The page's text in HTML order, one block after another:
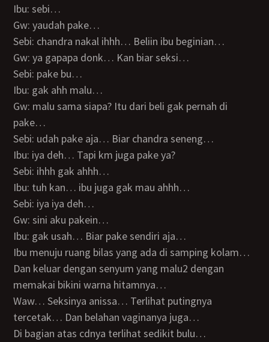
Ibu: sebi…
Gw: yaudah pake…
Sebi: chandra nakal ihhh… Beliin ibu beginian…
Gw: ya gapapa donk… Kan biar seksi…
Sebi: pake bu…
Ibu: gak ahh malu…
Gw: malu sama siapa? Itu dari beli gak pernah di
pake…
Sebi: udah pake aja… Biar chandra seneng…
Ibu: iya deh… Tapi km juga pake ya?
Sebi: ihhh gak ahhh…
Ibu: tuh kan… ibu juga gak mau ahhh…
Sebi: iya iya deh…
Gw: sini aku pakein…
Ibu: gak usah… Biar pake sendiri aja…
Ibu menuju ruang bilas yang ada di samping kolam…
Dan keluar dengan senyum yang malu2 dengan
memakai bikini warna hitamnya…
Waw… Seksinya anissa… Terlihat putingnya
tercetak… Dan belahan vaginanya juga…
Di bagian atas cdnya terlihat sedikit bulu…